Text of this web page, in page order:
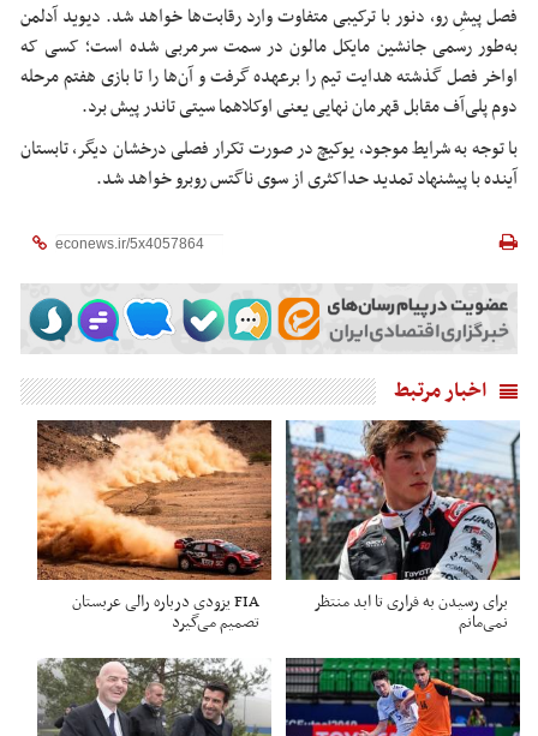
فصل پیشِ رو، دنور با ترکیبی متفاوت وارد رقابت‌ها خواهد شد. دیوید آدلمن
به‌طور رسمی جانشین مایکل مالون در سمت سرمربی شده است؛ کسی که
اواخر فصل گذشته هدایت تیم را برعهده گرفت و آن‌ها را تا بازی هفتم مرحله
دوم پلی‌آف مقابل قهرمان نهایی یعنی اوکلاهما سیتی تاندر پیش برد.
با توجه به شرایط موجود، یوکیچ در صورت تکرار فصلی درخشان دیگر، تابستان
آینده با پیشنهاد تمدید حداکثری از سوی ناگتس روبرو خواهد شد.
اخبار مرتبط
برای رسیدن به فراری تا ابد منتظر
نمی‌مانم
FIA یزودی درباره رالی عربستان
تصمیم می‌گیرد